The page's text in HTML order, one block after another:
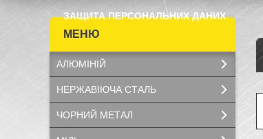
ЗАЩИТА ПЕРСОНАЛЬНИХ ДАНИХ
АЛЮМІНІЙ
НЕРЖАВІЮЧА СТАЛЬ
ЧОРНИЙ МЕТАЛ